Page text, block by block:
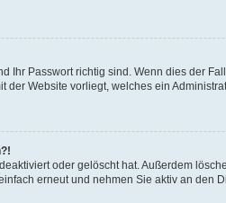
Ihr Passwort richtig sind. Wenn dies der
Website vorliegt, welches ein
oder gelöscht hat. Außerdem
erneut und nehmen Sie aktiv an den